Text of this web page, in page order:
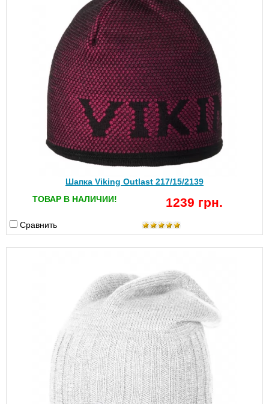
Шапка Viking Outlast 217/15/2139
ТОВАР В НАЛИЧИИ!
1239 грн.
Сравнить